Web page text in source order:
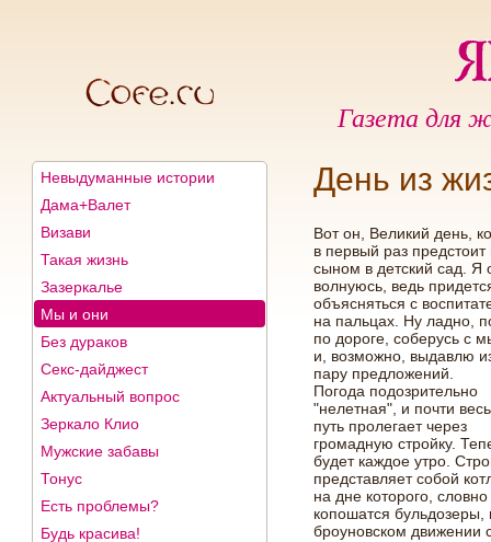
Газета для
Невыдуманные истории
Дама+Валет
Визави
Такая жизнь
Зазеркалье
Мы и они
Без дураков
Секс-дайджест
Актуальный вопрос
Зеркало Клио
Мужские забавы
Тонус
Есть проблемы?
Будь красива!
День из
Вот он, Великий день,
в первый раз предстоит
сыном в детский сад. Я
волнуюсь, ведь
объясняться с
на пальцах. Ну ладно,
по дороге, соберусь с
и, возможно, выдавлю
пару предложений.
Погода подозрительно
"нелетная", и почти
путь пролегает через
громадную стройку.
будет каждое утро.
представляет собой
на дне которого,
копошатся
броуновском движении